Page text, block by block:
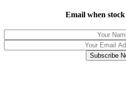
Email when